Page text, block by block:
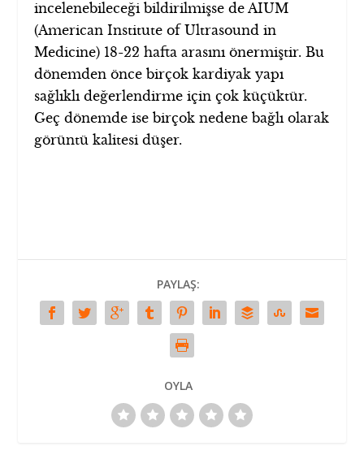
incelenebileceği bildirilmişse de AIUM
(American Institute of Ultrasound in
Medicine) 18-22 hafta arasını önermiştir. Bu
dönemden önce birçok kardiyak yapı
sağlıklı değerlendirme için çok küçüktür.
Geç dönemde ise birçok nedene bağlı olarak
görüntü kalitesi düşer.
PAYLAŞ:
OYLA